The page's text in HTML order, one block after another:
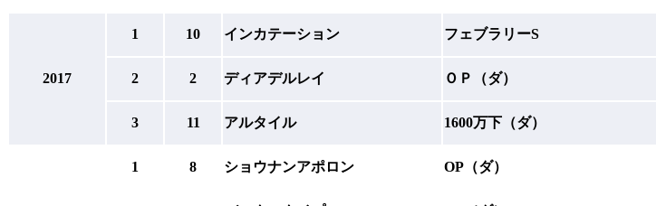
2017
1 10 インカテーション フェブラリーS
2 2 ディアデルレイ ＯＰ（ダ）
3 11 アルタイル 1600万下（ダ）
1 8 ショウナンアポロン OP（ダ）